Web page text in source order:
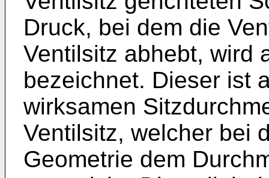
Druck, bei dem die
Ventilsitz abhebt, wird
bezeichnet. Dieser ist
wirksamen
Ventilsitz, welcher bei
Geometrie dem